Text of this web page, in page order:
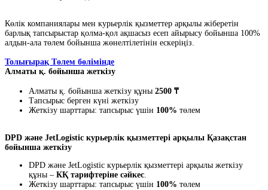
Көлік компаниялары мен курьерлік қызметтер арқылы жіберетін
барлық тапсырыстар қолма-қол ақшасыз есеп айырысу бойынша 100%
алдын-ала төлем бойынша жөнелтілетінін ескеріңіз.
Толығырақ Төлем бөлімінде
Алматы қ. бойынша жеткізу
Алматы қ. бойынша жеткізу құны 2500 ₸
Тапсырыс берген күні жеткізу
Жеткізу шарттары: тапсырыс үшін 100% төлем
DPD және JetLogistic курьерлік қызметтері арқылы Қазақстан
бойынша жеткізу
DPD және JetLogistic курьерлік қызметтері арқылы жеткізу
құны – КҚ тарифтеріне сәйкес.
Жеткізу шарттары: тапсырыс үшін 100% төлем